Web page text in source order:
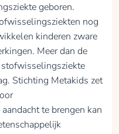
geboren.
nog
kinderen zware
Meer dan de
Stichting Metakids zet
te brengen kan